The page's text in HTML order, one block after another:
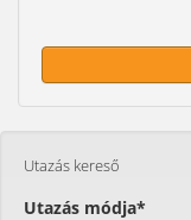
Utazás kereső
Utazás módja*